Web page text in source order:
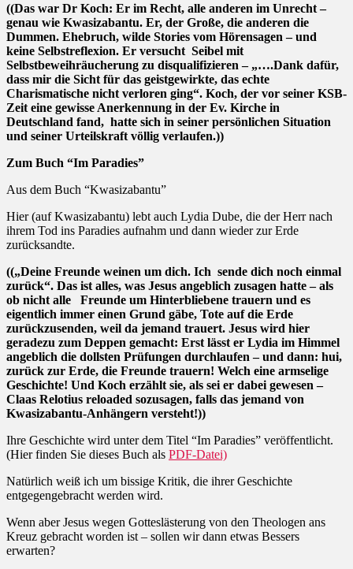
((Das war Dr Koch: Er im Recht, alle anderen im Unrecht –
genau wie Kwasizabantu. Er, der Große, die anderen die
Dummen. Ehebruch, wilde Stories vom Hörensagen – und
keine Selbstreflexion. Er versucht Seibel mit
Selbstbeweihräucherung zu disqualifizieren – „….Dank dafür,
dass mir die Sicht für das geistgewirkte, das echte
Charismatische nicht verloren ging“. Koch, der vor seiner KSB-
Zeit eine gewisse Anerkennung in der Ev. Kirche in
Deutschland fand, hatte sich in seiner persönlichen Situation
und seiner Urteilskraft völlig verlaufen.))
Zum Buch “Im Paradies”
Aus dem Buch “Kwasizabantu”
Hier (auf Kwasizabantu) lebt auch Lydia Dube, die der Herr nach
ihrem Tod ins Paradies aufnahm und dann wieder zur Erde
zurücksandte.
((„Deine Freunde weinen um dich. Ich sende dich noch einmal
zurück“. Das ist alles, was Jesus angeblich zusagen hatte – als
ob nicht alle
Freunde um Hinterbliebene trauern und es
eigentlich immer einen Grund gäbe, Tote auf die Erde
zurückzusenden, weil da jemand trauert. Jesus wird hier
geradezu zum Deppen gemacht: Erst lässt er Lydia im Himmel
angeblich die dollsten Prüfungen durchlaufen – und dann: hui,
zurück zur Erde, die Freunde trauern! Welch eine armselige
Geschichte! Und Koch erzählt sie, als sei er dabei gewesen –
Claas Relotius reloaded sozusagen, falls das jemand von
Kwasizabantu-Anhängern versteht!))
Ihre Geschichte wird unter dem Titel “Im Paradies” veröffentlicht.
(Hier finden Sie dieses Buch als PDF-Datei)
Natürlich weiß ich um bissige Kritik, die ihrer Geschichte
entgegengebracht werden wird.
Wenn aber Jesus wegen Gotteslä­sterung von den Theologen ans
Kreuz gebracht worden ist – sollen wir dann etwas Bessers
erwarten?